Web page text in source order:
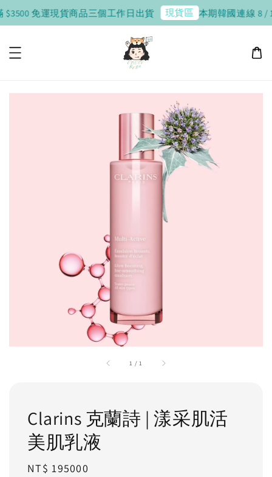
免運現貨商品三個工作日出貨 現貨區 本期韓國連線 8 /
1 / 1
Clarins 克蘭詩 | 漾采肌活
美肌乳液
Regular
NT$ 195000